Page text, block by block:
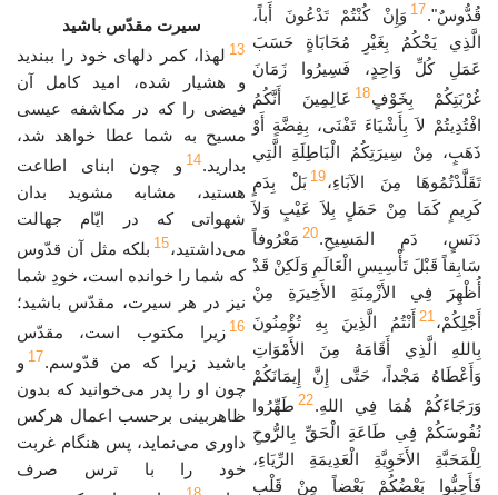
قُدُّوسٌ".17 وَإِنْ كُنْتُمْ تَدْعُونَ أَباً،
الَّذِي يَحْكُمُ بِغَيْرِ مُحَابَاةٍ حَسَبَ
عَمَلِ كُلِّ وَاحِدٍ، فَسِيرُوا زَمَانَ
غُرْبَتِكُمْ بِخَوْفٍ18 عَالِمِينَ أَنَّكُمُ
افْتُدِيتُمْ لاَ بِأَشْيَاءَ تَفْنَى، بِفِضَّةٍ أَوْ
ذَهَبٍ، مِنْ سِيرَتِكُمُ الْبَاطِلَةِ الَّتِي
تَقَلَّدْتُمُوهَا مِنَ الآبَاءِ،19 بَلْ بِدَمٍ
كَرِيمٍ كَمَا مِنْ حَمَلٍ بِلاَ عَيْبٍ وَلاَ
دَنَسٍ، دَمِ المَسِيحِ.20 مَعْرُوفاً
سَابِقاً قَبْلَ تَأْسِيسِ الْعَالَمِ وَلَكِنْ قَدْ
أُظْهِرَ فِي الأَزْمِنَةِ الأَخِيرَةِ مِنْ
أَجْلِكُمْ،21 أَنْتُمُ الَّذِينَ بِهِ تُؤْمِنُونَ
بِاللهِ الَّذِي أَقَامَهُ مِنَ الأَمْوَاتِ
وَأَعْطَاهُ مَجْداً، حَتَّى إِنَّ إِيمَانَكُمْ
وَرَجَاءَكُمْ هُمَا فِي اللهِ.22 طَهِّرُوا
نُفُوسَكُمْ فِي طَاعَةِ الْحَقِّ بِالرُّوحِ
لِلْمَحَبَّةِ الأَخَوِيَّةِ الْعَدِيمَةِ الرِّيَاءِ،
فَأَحِبُّوا بَعْضُكُمْ بَعْضاً مِنْ قَلْبٍ
سیرت مقدّس باشید
13 لهذا، کمر دلهای خود را ببندید
و هشیار شده، امید کامل آن
فیضی را که در مکاشفه عیسی
مسیح به شما عطا خواهد شد،
بدارید.14 و چون ابنای اطاعت
هستید، مشابه مشوید بدان
شهواتی که در ایّام جهالت
می‌داشتید،15 بلکه مثل آن قدّوس
که شما را خوانده است، خودِ شما
نیز در هر سیرت، مقدّس باشید؛
16 زیرا مکتوب است، مقدّس
باشید زیرا که من قدّوسم.17 و
چون او را پدر می‌خوانید که بدون
ظاهربینی برحسب اعمال هرکس
داوری می‌نماید، پس هنگام غربت
خود را با ترس صرف